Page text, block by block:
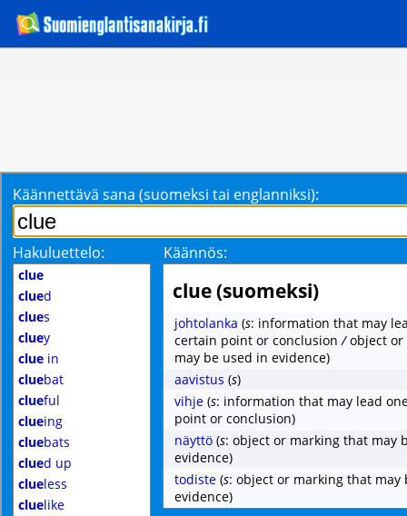
Käännettävä sana (suomeksi tai englanniksi):
Hakuluettelo: Käännös:
clue
clued
clues
cluey
clue in
cluebat
clueful
clueing
cluebats
clued up
clueless
cluelike
clue (suomeksi)
johtolanka (s: information that may
certain point or conclusion/object
may be used in evidence)
aavistus (s)
vihje (s: information that may lead
point or conclusion)
näyttö (s: object or marking that may
evidence)
todiste (s: object or marking that may
evidence)